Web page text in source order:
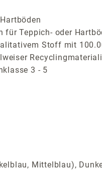
Teppich- oder
Stoff mit
3 - 5
Mittelblau),